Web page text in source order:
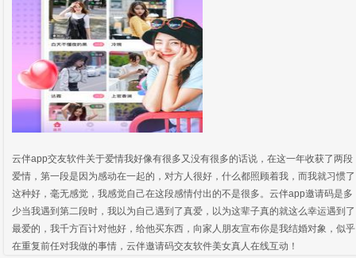
云伴app交友软件关于爱情我好像有很多又没有很多的话说，在这一年收获了两段
爱情，第一段是因为感动在一起的，对方人很好，什么都照顾着我，而我就习惯了
这种好，毫无感觉，我感觉自己在这段感情付出的不是很多。云伴app邀请码是多
少当我遇到第二段时，我以为自己遇到了真爱，以为这辈子真的就这么幸运遇到了
最爱的，我千方百计对他好，给他买东西，向家人朋友宣布你是我结婚对象，似乎
在重复前任对我做的事情，云伴邀请码交友软件美女真人在线互动！